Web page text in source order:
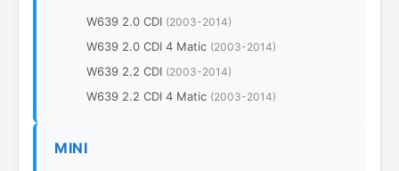
W639 2.0 CDI (2003-2014)
W639 2.0 CDI 4 Matic (2003-2014)
W639 2.2 CDI (2003-2014)
W639 2.2 CDI 4 Matic (2003-2014)
MINI